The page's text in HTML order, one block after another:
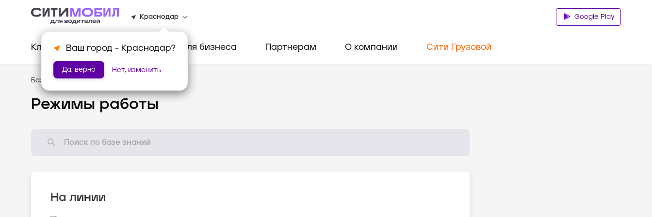
Краснодар
Ваш город - Краснодар?
Да, верно Нет, изменить
Google Play
Клиентам Водителям Для бизнеса Партнерам О компании Сити Грузовой
База знаний /Как всё устроено?
Режимы работы
На линии